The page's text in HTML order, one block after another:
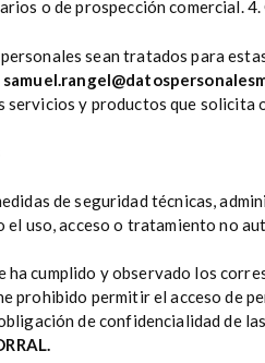
o de prospección comercial.
sean tratados para
servicios y productos que
de seguridad técnicas,
el uso, acceso o tratamiento no
ha cumplido y observado los
prohibido permitir el acceso de
de confidencialidad de